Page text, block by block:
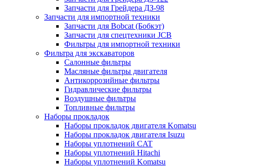
Запчасти для Грейдера ДЗ-98
Запчасти для импортной техники
Запчасти для Bobcat (Бобкэт)
Запчасти для спецтехники JCB
Фильтры для импортной техники
Фильтра для экскаваторов
Салонные фильтры
Масляные фильтры двигателя
Антикоррозийные фильтры
Гидравлические фильтры
Воздушные фильтры
Топливные фильтры
Наборы прокладок
Наборы прокладок двигателя Komatsu
Наборы прокладок двигателя Isuzu
Наборы уплотнений CAT
Наборы уплотнений Hitachi
Наборы уплотнений Komatsu